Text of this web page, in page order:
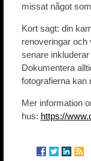
missat något
Kort sagt: din
renoveringar och
senare
Dokumentera
fotografierna kan
Mer information
hus: https://